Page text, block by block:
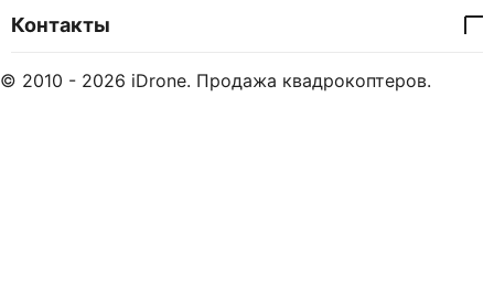
Контакты
© 2010 - 2026 iDrone. Продажа квадрокоптеров.